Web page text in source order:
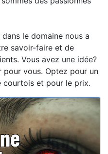
le domaine nous a
savoir-faire et de
Vous avez une idée?
pour vous. Optez pour un
courtois et pour le prix.